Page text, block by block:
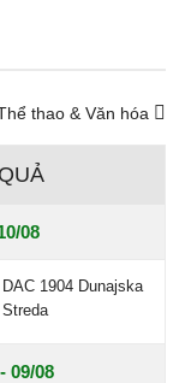
thao & Văn hóa
08
DAC 1904 Dunajska
Streda
09/08